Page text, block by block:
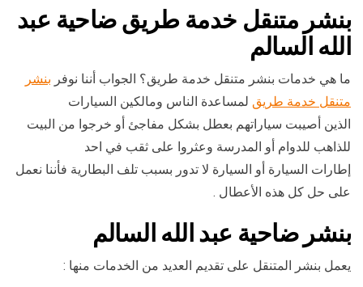
بنشر متنقل خدمة طريق ضاحية عبد
الله السالم
ما هي خدمات بنشر متنقل خدمة طريق؟ الجواب أننا نوفر بنشر
متنقل خدمة طريق لمساعدة الناس ومالكين السيارات
الذين أصيبت سياراتهم بعطل بشكل مفاجئ أو خرجوا من البيت
للذاهب للدوام أو المدرسة وعثروا على ثقب في احد
إطارات السيارة أو السيارة لا تدور بسبب تلف البطارية فأننا نعمل
على حل كل هذه الأعطال .
بنشر ضاحية عبد الله السالم
يعمل بنشر المتنقل على تقديم العديد من الخدمات منها :